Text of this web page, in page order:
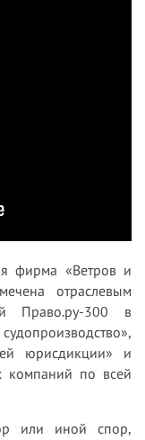
фирма «Ветров и
отраслевым
Право.ру-300 в
юрисдикции» и
компаний по всей
или иной спор,